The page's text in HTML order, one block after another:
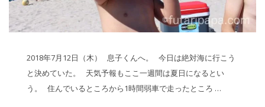
2018年7月12日（木） 息子くんへ。 今日は絶対海に行こう
と決めていた。 天気予報もここ一週間は夏日になるとい
う。 住んでいるところから1時間弱車で走ったところ …